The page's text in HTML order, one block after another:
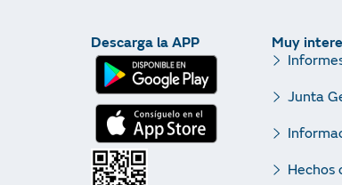
Descarga la APP Muy
Junta
Hechos